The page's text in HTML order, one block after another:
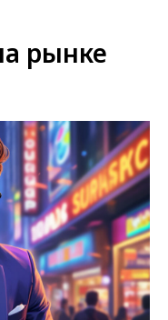
рынке